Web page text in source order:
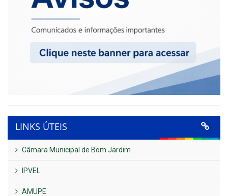
LINKS ÚTEIS
Câmara Municipal de Bom Jardim
IPVEL
AMUPE